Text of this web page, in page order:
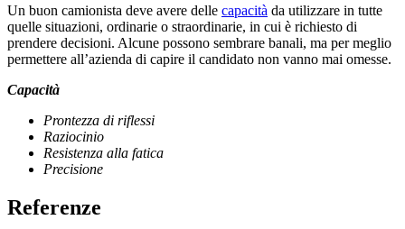
Un buon camionista deve avere delle capacità da utilizzare in tutte
quelle situazioni, ordinarie o straordinarie, in cui è richiesto di
prendere decisioni. Alcune possono sembrare banali, ma per meglio
permettere all’azienda di capire il candidato non vanno mai omesse.
Capacità
Prontezza di riflessi
Raziocinio
Resistenza alla fatica
Precisione
Referenze